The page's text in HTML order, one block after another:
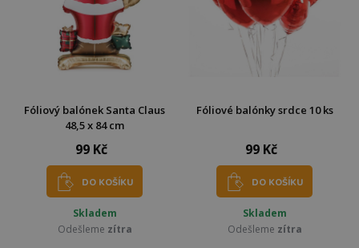
Fóliový balónek Santa Claus
48,5 x 84 cm
99 Kč
DO KOŠÍKU
Skladem
Odešleme zítra
Fóliové balónky srdce 10 ks
99 Kč
DO KOŠÍKU
Skladem
Odešleme zítra